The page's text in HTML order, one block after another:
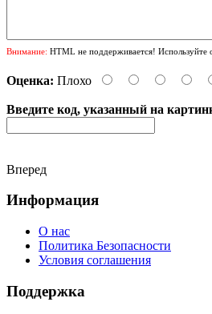
Внимание: HTML не поддерживается! Используйте
Оценка: Плохо
Введите код, указанный на
Вперед
Информация
О нас
Политика Безопасности
Условия соглашения
Поддержка